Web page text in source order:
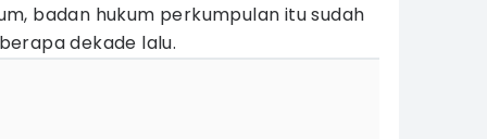
badan hukum perkumpulan itu sudah
dekade lalu.